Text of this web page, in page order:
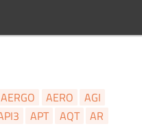
AERGO AERO
AGI
APT AQT
AR